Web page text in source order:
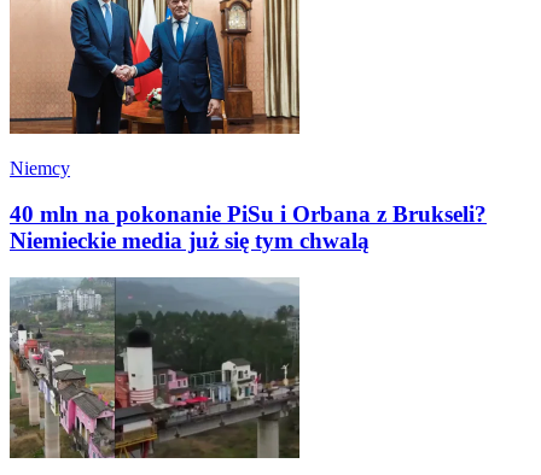
Niemcy
40 mln na pokonanie PiSu i Orbana z Brukseli?
Niemieckie media już się tym chwalą